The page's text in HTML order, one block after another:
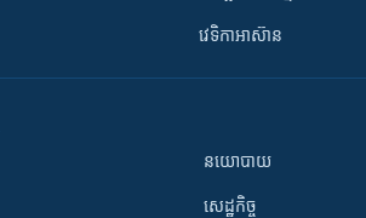
វេទិកា​អាស៊ាន
នយោបាយ
សេដ្ឋកិច្ច